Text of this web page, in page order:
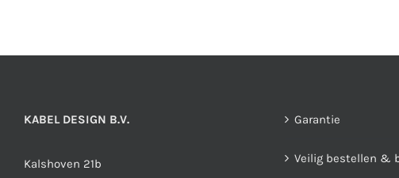
KABEL DESIGN B.V.
Kalshoven 21b
Garantie
Veilig bestellen &